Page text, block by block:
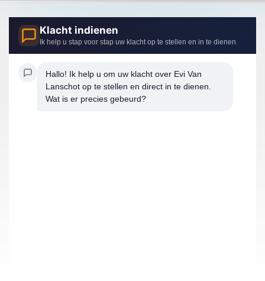
Klacht indienen
Ik help u stap voor stap uw klacht op te stellen en in te dienen
Hallo! Ik help u om uw klacht over Evi Van
Lanschot op te stellen en direct in te dienen.
Wat is er precies gebeurd?